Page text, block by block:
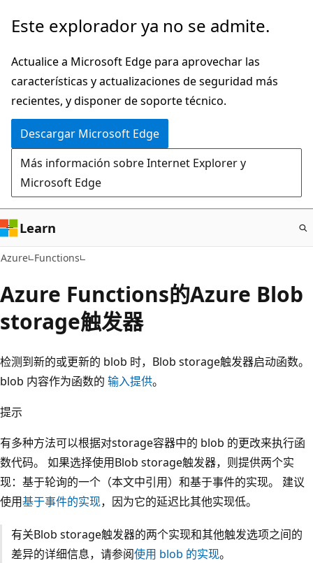
Ir
contenido
principal
Este explorador ya no se admite.
Actualice a Microsoft Edge para aprovechar las
características y actualizaciones de seguridad más
recientes, y disponer de soporte técnico.
Descargar Microsoft Edge
Más información sobre Internet Explorer y
Microsoft Edge
Learn
Azure Functions
Azure Functions的Azure Blob
storage触发器
检测到新的或更新的 blob 时，Blob storage触发器启动函数。
blob 内容作为函数的 输入提供。
提示
有多种方法可以根据对storage容器中的 blob 的更改来执行函
数代码。 如果选择使用Blob storage触发器，则提供两个实
现：基于轮询的一个（本文中引用）和基于事件的实现。 建议
使用基于事件的实现，因为它的延迟比其他实现低。
有关Blob storage触发器的两个实现和其他触发选项之间的
差异的详细信息，请参阅使用 blob 的实现。